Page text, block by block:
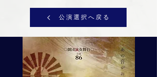
公演選択へ戻る